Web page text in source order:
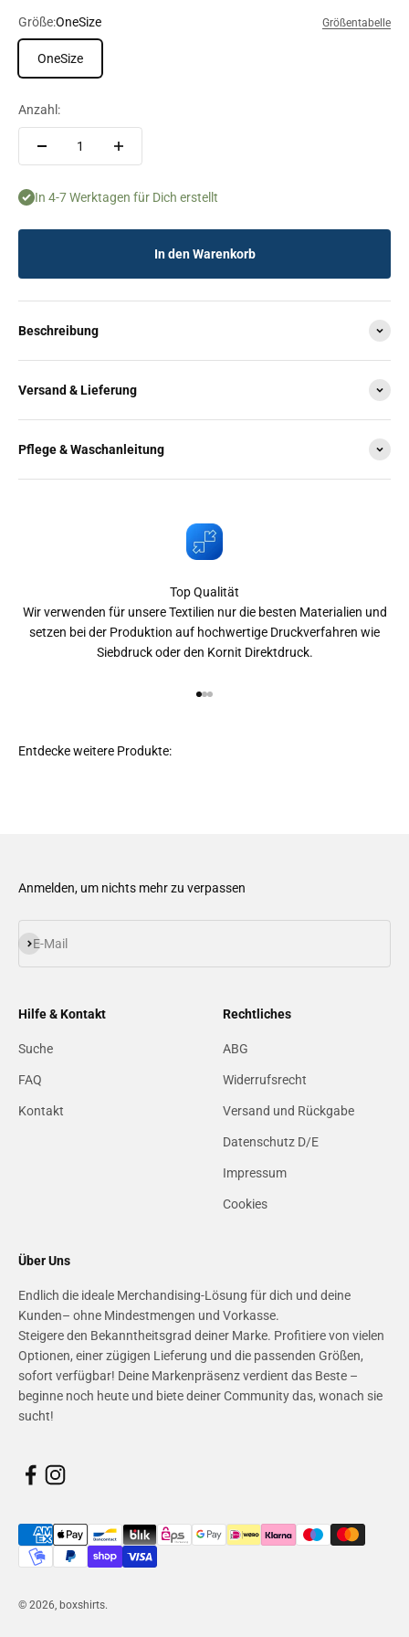
Größe:OneSize Größentabelle
OneSize
Anzahl:
In 4-7 Werktagen für Dich erstellt
In den Warenkorb
Beschreibung
Versand & Lieferung
Pflege & Waschanleitung
Top Qualität
Wir verwenden für unsere Textilien nur die besten Materialien und
setzen bei der Produktion auf hochwertige Druckverfahren wie
Siebdruck oder den Kornit Direktdruck.
Anmelden, um nichts mehr zu verpassen
E-Mail
Abonnieren
Hilfe & Kontakt
Suche
FAQ
Kontakt
Rechtliches
ABG
Widerrufsrecht
Versand und Rückgabe
Datenschutz D/E
Impressum
Cookies
Über Uns
Endlich die ideale Merchandising-Lösung für dich und deine
Kunden– ohne Mindestmengen und Vorkasse.
Steigere den Bekanntheitsgrad deiner Marke. Profitiere von vielen
Optionen, einer zügigen Lieferung und die passenden Größen,
sofort verfügbar! Deine Markenpräsenz verdient das Beste –
beginne noch heute und biete deiner Community das, wonach sie
sucht!
© 2026, boxshirts.